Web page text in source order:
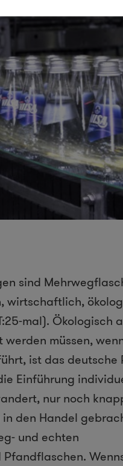
sind
wirtschaftlich,
mal). Ökologisch
müssen,
ist das deutsche
Einführung
nur noch
den Handel
und echten